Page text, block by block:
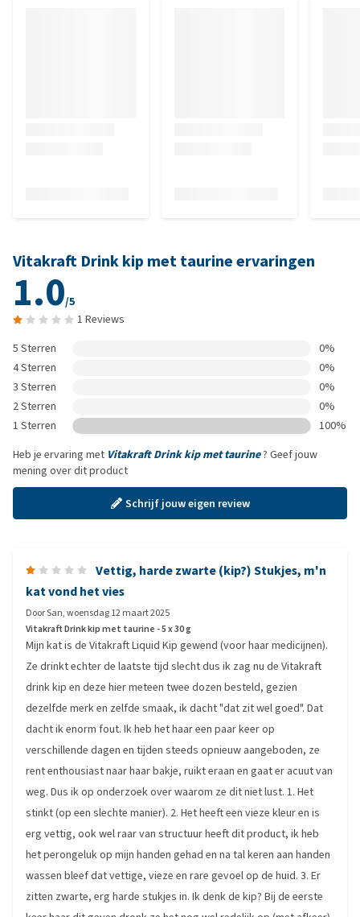
Vitakraft Drink kip met taurine ervaringen
1.0/5
1 Reviews
5 Sterren
0%
4 Sterren
0%
3 Sterren
0%
2 Sterren
0%
1 Sterren
100%
Heb je ervaring met Vitakraft Drink kip met taurine? Geef jouw
mening over dit product
Schrijf jouw eigen review
Vettig, harde zwarte (kip?) Stukjes, m'n
kat vond het vies
DoorSan,woensdag 12 maart 2025
Vitakraft Drink kip met taurine - 5 x 30 g
Mijn kat is de Vitakraft Liquid Kip gewend (voor haar medicijnen).
Ze drinkt echter de laatste tijd slecht dus ik zag nu de Vitakraft
drink kip en deze hier meteen twee dozen besteld, gezien
dezelfde merk en zelfde smaak, ik dacht "dat zit wel goed". Dat
dacht ik enorm fout. Ik heb het haar een paar keer op
verschillende dagen en tijden steeds opnieuw aangeboden, ze
rent enthousiast naar haar bakje, ruikt eraan en gaat er acuut van
weg. Dus ik op onderzoek over waarom ze dit niet lust. 1. Het
stinkt (op een slechte manier). 2. Het heeft een vieze kleur en is
erg vettig, ook wel raar van structuur heeft dit product, ik heb
het perongeluk op mijn handen gehad en na tal keren aan handen
wassen bleef dat vettige, vieze en rare gevoel op de huid. 3. Er
zitten zwarte, erg harde stukjes in. Ik denk de kip? Bij de eerste